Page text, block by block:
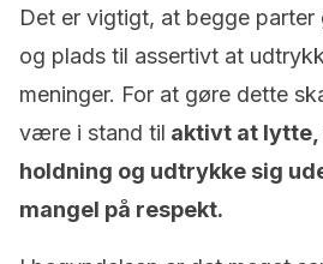
Det er vigtigt, at begge parter
og plads til assertivt at
meninger. For at gøre dette
være i stand til aktivt at lytte,
holdning og udtrykke sig
mangel på respekt.